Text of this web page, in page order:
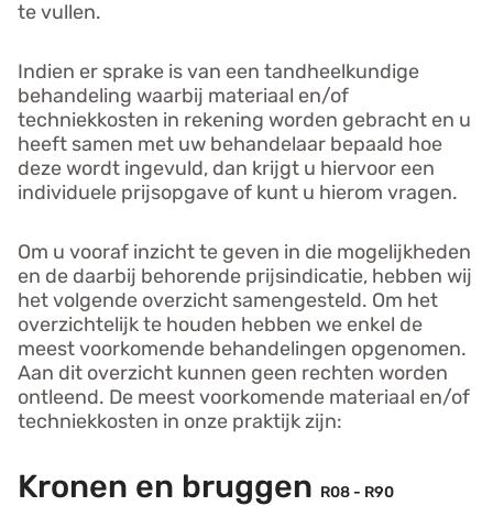
te vullen.
Indien er sprake is van een tandheelkundige
behandeling waarbij materiaal en/of
techniekkosten in rekening worden gebracht en u
heeft samen met uw behandelaar bepaald hoe
deze wordt ingevuld, dan krijgt u hiervoor een
individuele prijsopgave of kunt u hierom vragen.
Om u vooraf inzicht te geven in die mogelijkheden
en de daarbij behorende prijsindicatie, hebben wij
het volgende overzicht samengesteld. Om het
overzichtelijk te houden hebben we enkel de
meest voorkomende behandelingen opgenomen.
Aan dit overzicht kunnen geen rechten worden
ontleend. De meest voorkomende materiaal en/of
techniekkosten in onze praktijk zijn:
Kronen en bruggen R08 - R90